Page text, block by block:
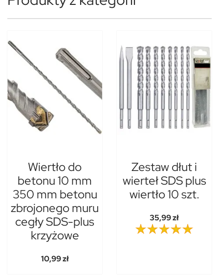
Wiertło do
betonu 10 mm
350 mm betonu
zbrojonego muru
cegły SDS-plus
krzyżowe
10,99 zł
Zestaw dłut i
wierteł SDS plus
wiertło 10 szt.
35,99 zł